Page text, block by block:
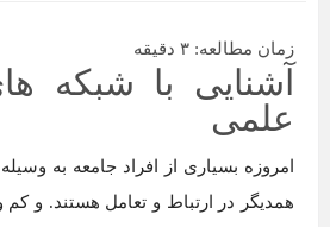
قیمت میلگرد ۱۴ نیشابور:
بازار
زمان مطالعه: ۳ دقیقه
آشنایی با شبکه
علمی
امروزه بسیاری از افراد جامعه به
همدیگر در ارتباط و تعامل هستند. و